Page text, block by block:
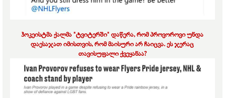
ჰოკეისტმა ქალმა "ტვიტერში" დაწერა, რომ პროვოროვი უნდა
დაესაჯათ იმისთვის, რომ მაისური არ ჩაიცვა. ეს ჯერაც
თავისუფალი ქვეყანაა?